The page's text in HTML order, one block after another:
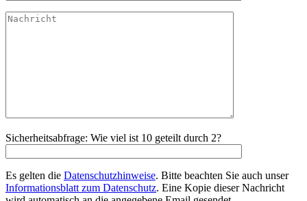
Sicherheitsabfrage: Wie viel ist 10 geteilt durch 2?
Es gelten die Datenschutzhinweise. Bitte beachten Sie auch unser
Informationsblatt zum Datenschutz. Eine Kopie dieser Nachricht